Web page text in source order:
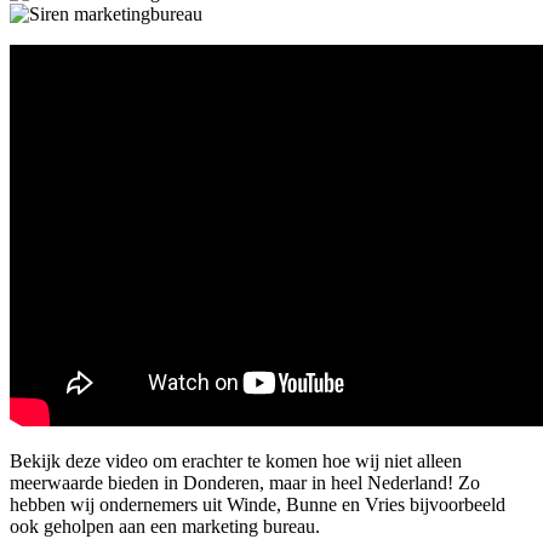
Bekijk deze video om erachter te komen hoe wij niet alleen
meerwaarde bieden in Donderen, maar in heel Nederland! Zo
hebben wij ondernemers uit Winde, Bunne en Vries bijvoorbeeld
ook geholpen aan een marketing bureau.